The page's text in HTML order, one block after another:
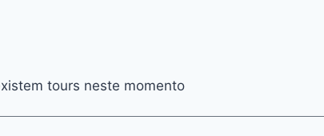
tours neste momento